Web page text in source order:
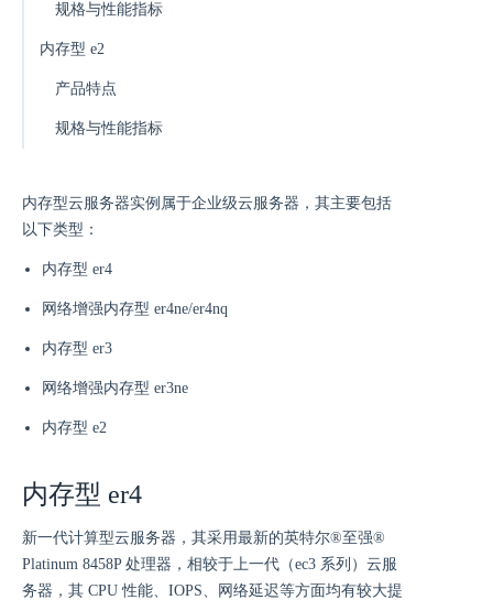
规格与性能指标
内存型 e2
产品特点
规格与性能指标
内存型云服务器实例属于企业级云服务器，其主要包括
以下类型：
内存型 er4
网络增强内存型 er4ne/er4nq
内存型 er3
网络增强内存型 er3ne
内存型 e2
内存型 er4
新一代计算型云服务器，其采用最新的英特尔®至强®
Platinum 8458P 处理器，相较于上一代（ec3 系列）云服
务器，其 CPU 性能、IOPS、网络延迟等方面均有较大提